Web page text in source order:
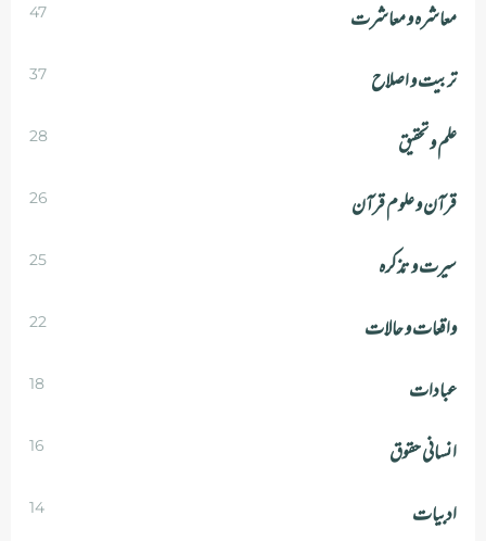
معاشرہ و معاشرت 47
تربیت و اصلاح 37
علم و تحقیق 28
قرآن و علوم قرآن 26
سیرت و تذکرہ 25
واقعات و حالات 22
عبادات 18
انسانی حقوق 16
ادبیات 14